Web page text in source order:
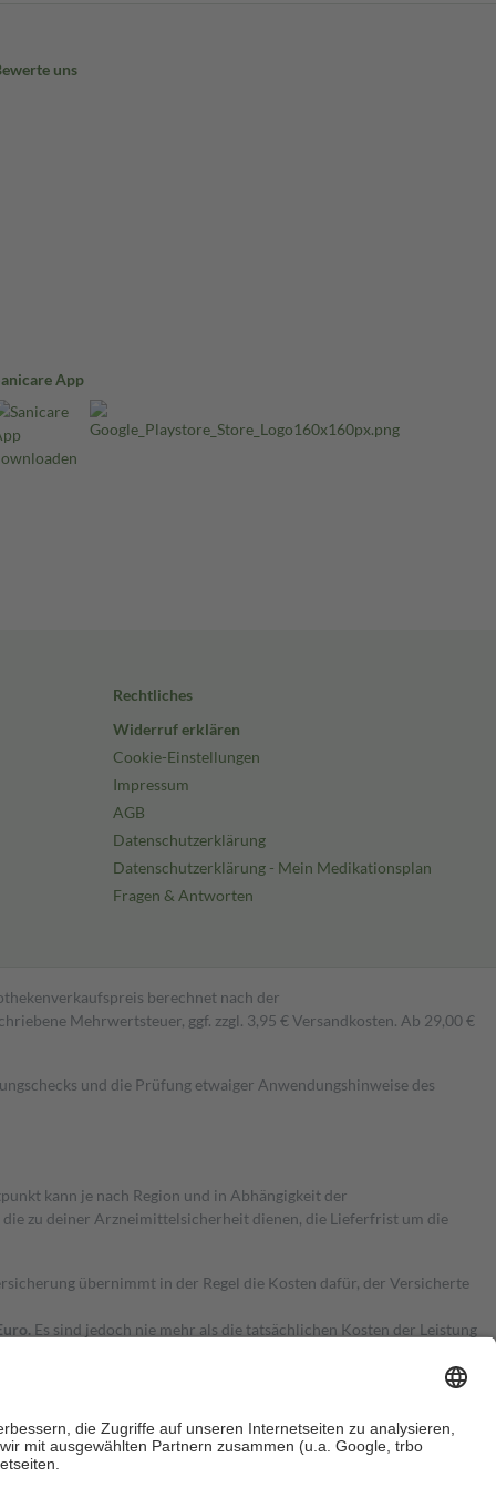
uns
App
Rechtliches
Widerruf erklären
Cookie-Einstellungen
Impressum
AGB
Datenschutzerklärung
Datenschutzerklärung - Mein Medikationsplan
Fragen & Antworten
berechnet nach der
Mehrwertsteuer, ggf. zzgl. 3,95 € Versandkosten. Ab 29,00 €
und die Prüfung etwaiger Anwendungshinweise des
kann je nach Region und in Abhängigkeit der
zu deiner Arzneimittelsicherheit dienen, die Lieferfrist um die
übernimmt in der Regel die Kosten dafür, der Versicherte
Es sind jedoch nie mehr als die tatsächlichen Kosten der Leistung
Zuzahlungen an bei: